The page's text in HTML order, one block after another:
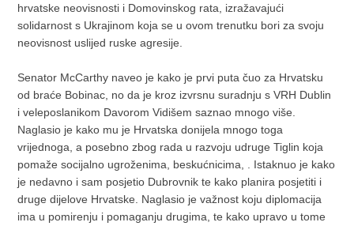
hrvatske neovisnosti i Domovinskog rata, izražavajući
solidarnost s Ukrajinom koja se u ovom trenutku bori za svoju
neovisnost uslijed ruske agresije.
Senator McCarthy naveo je kako je prvi puta čuo za Hrvatsku
od braće Bobinac, no da je kroz izvrsnu suradnju s VRH Dublin
i veleposlanikom Davorom Vidišem saznao mnogo više.
Naglasio je kako mu je Hrvatska donijela mnogo toga
vrijednoga, a posebno zbog rada u razvoju udruge Tiglin koja
pomaže socijalno ugroženima, beskućnicima, . Istaknuo je kako
je nedavno i sam posjetio Dubrovnik te kako planira posjetiti i
druge dijelove Hrvatske. Naglasio je važnost koju diplomacija
ima u pomirenju i pomaganju drugima, te kako upravo u tome